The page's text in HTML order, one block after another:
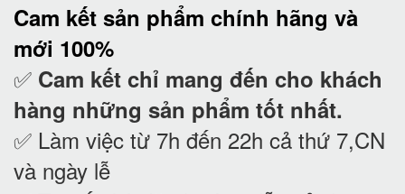
Cam kết sản phẩm chính hãng và
mới 100%
✅ Cam kết chỉ mang đến cho khách
hàng những sản phẩm tốt nhất.
✅ Làm việc từ 7h đến 22h cả thứ 7,CN
và ngày lễ